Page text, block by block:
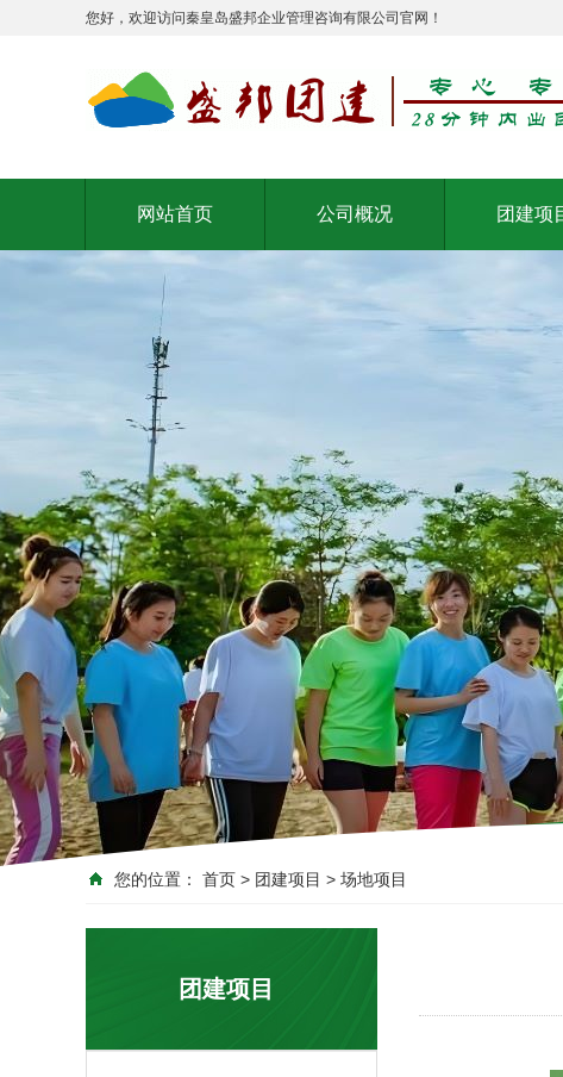
您好，欢迎访问秦皇岛盛邦企业管理咨询有限公司官网！
网站首页 公司概况 团建项
您的位置： 首页 > 团建项目 > 场地项目
团建项目